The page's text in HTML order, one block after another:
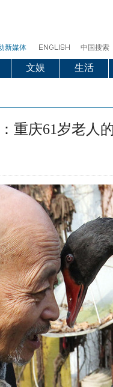
新媒体 中国搜索
文娱 生活
重庆61岁老人